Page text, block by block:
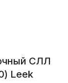
СЛЛ
Leek